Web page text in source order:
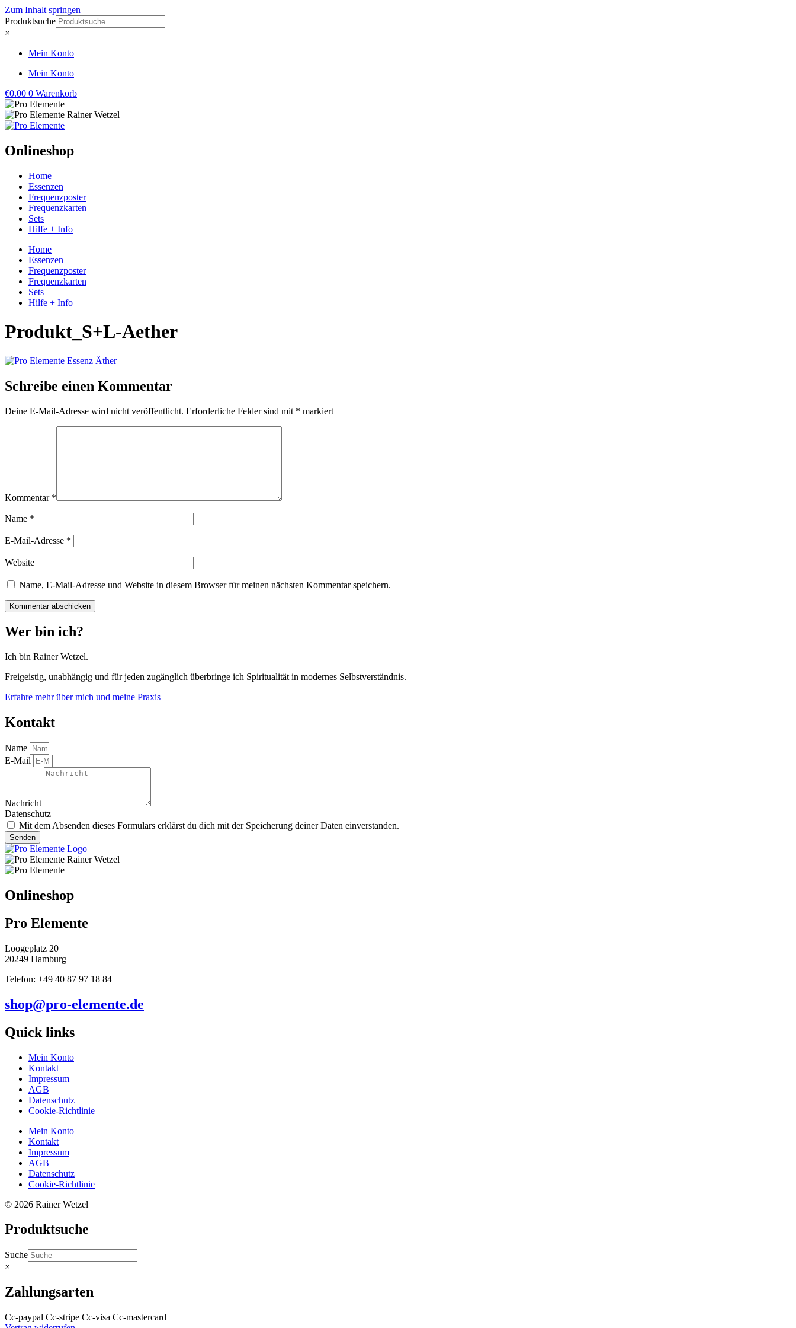
Zum Inhalt springen
Produktsuche
×
Mein Konto
Mein Konto
€0.00 0 Warenkorb
Onlineshop
Home
Essenzen
Frequenzposter
Frequenzkarten
Sets
Hilfe + Info
Home
Essenzen
Frequenzposter
Frequenzkarten
Sets
Hilfe + Info
Produkt_S+L-Aether
Schreibe einen Kommentar
Deine E-Mail-Adresse wird nicht veröffentlicht. Erforderliche Felder sind mit * markiert
Kommentar *
Name *
E-Mail-Adresse *
Website
Name, E-Mail-Adresse und Website in diesem Browser für meinen nächsten Kommentar speichern.
Wer bin ich?
Ich bin Rainer Wetzel.
Freigeistig, unabhängig und für jeden zugänglich überbringe ich Spiritualität in modernes Selbstverständnis.
Erfahre mehr über mich und meine Praxis
Kontakt
Name
E-Mail
Nachricht
Datenschutz
Mit dem Absenden dieses Formulars erklärst du dich mit der Speicherung deiner Daten einverstanden.
Senden
Onlineshop
Pro Elemente
Loogeplatz 20
20249 Hamburg
Telefon: +49 40 87 97 18 84
shop@pro-elemente.de
Quick links
Mein Konto
Kontakt
Impressum
AGB
Datenschutz
Cookie-Richtlinie
Mein Konto
Kontakt
Impressum
AGB
Datenschutz
Cookie-Richtlinie
© 2026 Rainer Wetzel
Produktsuche
Suche
×
Zahlungsarten
Cc-paypal Cc-stripe Cc-visa Cc-mastercard